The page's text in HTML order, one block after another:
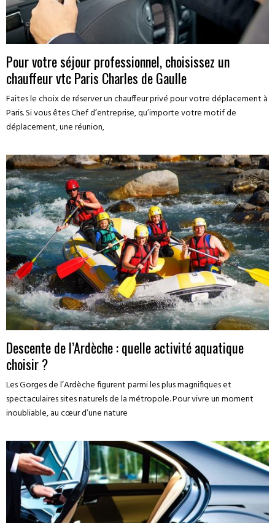
Pour votre séjour professionnel, choisissez un
chauffeur vtc Paris Charles de Gaulle
Faites le choix de réserver un chauffeur privé pour votre déplacement à
Paris. Si vous êtes Chef d’entreprise, qu’importe votre motif de
déplacement, une réunion,
Descente de l’Ardèche : quelle activité aquatique
choisir ?
Les Gorges de l’Ardèche figurent parmi les plus magnifiques et
spectaculaires sites naturels de la métropole. Pour vivre un moment
inoubliable, au cœur d’une nature